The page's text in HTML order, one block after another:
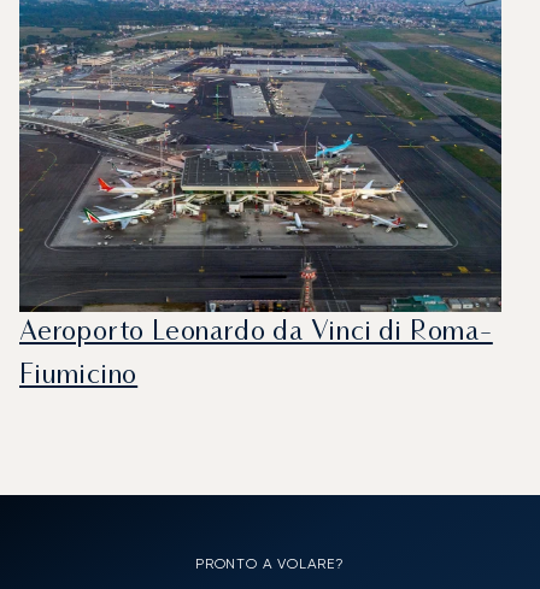
Aeroporto Leonardo da Vinci di Roma-
Fiumicino
PRONTO A VOLARE?